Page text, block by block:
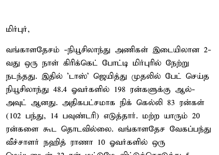
மிர்புர்,
வங்காளதேசம் -நியூசிலாந்து அணிகள் இடையிலான 2-
வது ஒரு நாள் கிரிக்கெட் போட்டி மிர்புரில் நேற்று
நடந்தது. இதில் 'டாஸ்' ஜெயித்து முதலில் பேட் செய்த
நியூசிலாந்து 48.4 ஓவர்களில் 198 ரன்களுக்கு ஆல்-
அவுட் ஆனது. அதிகபட்சமாக நிக் கெல்லி 83 ரன்கள்
(102 பந்து, 14 பவுண்டரி) எடுத்தார். மற்ற யாரும் 20
ரன்களை கூட தொடவில்லை. வங்காளதேச வேகப்பந்து
வீச்சாளர் நஹித் ராணா 10 ஓவர்களில் ஒரு